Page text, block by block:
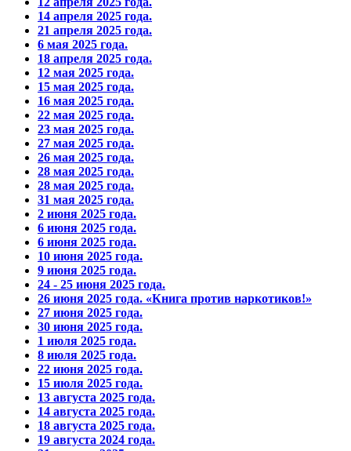
14 апреля 2025 года.
21 апреля 2025 года.
6 мая 2025 года.
18 апреля 2025 года.
12 мая 2025 года.
15 мая 2025 года.
16 мая 2025 года.
22 мая 2025 года.
23 мая 2025 года.
27 мая 2025 года.
26 мая 2025 года.
28 мая 2025 года.
28 мая 2025 года.
31 мая 2025 года.
2 июня 2025 года.
6 июня 2025 года.
6 июня 2025 года.
10 июня 2025 года.
9 июня 2025 года.
24 - 25 июня 2025 года.
26 июня 2025 года. «Книга против наркотиков!»
27 июня 2025 года.
30 июня 2025 года.
1 июля 2025 года.
8 июля 2025 года.
22 июня 2025 года.
15 июля 2025 года.
13 августа 2025 года.
14 августа 2025 года.
18 августа 2025 года.
19 августа 2024 года.